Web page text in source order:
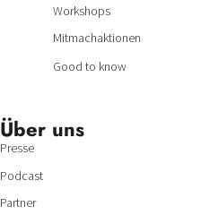
Workshops
Mitmachaktionen
Good to know
Über uns
Presse
Podcast
Partner